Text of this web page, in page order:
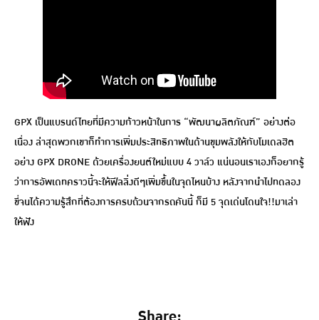
GPX เป็นแบรนด์ไทยที่มีความก้าวหน้าในการ “พัฒนาผลิตภัณฑ์” อย่างต่อ
เนื่อง ล่าสุดพวกเขาก็ทำการเพิ่มประสิทธิภาพในด้านขุมพลังให้กับโมเดลฮิต
อย่าง GPX DRONE ด้วยเครื่องยนต์ใหม่แบบ 4 วาล์ว แน่นอนเราเองก็อยากรู้
ว่าการอัพเดทคราวนี้จะให้ฟีลลิ่งดีๆเพิ่มขึ้นในจุดไหนบ้าง หลังจากนำไปทดลอง
ขี่จนได้ความรู้สึกที่ต้องการครบถ้วนจากรถคันนี้ ก็มี 5 จุดเด่นโดนใจ!!มาเล่า
ให้ฟัง